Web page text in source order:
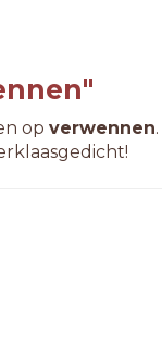
op verwennen.